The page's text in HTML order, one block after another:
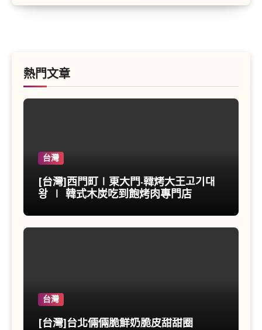
熱門文章
台灣
[台灣]西門町∣東大門-韓烤大王고기대
왕 ∣ 韓式木炭吃到飽烤肉專門店
台灣
[台灣]台北倆倆脆鮮奶脆皮甜甜圈